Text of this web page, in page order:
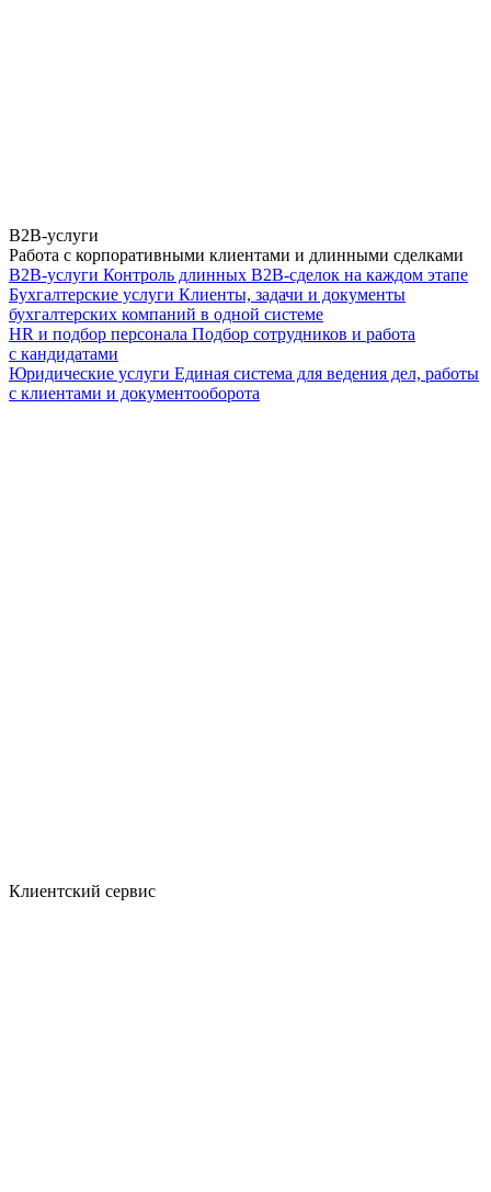
B2B-услуги
Работа с корпоративными клиентами и длинными сделками
B2B-услуги Контроль длинных B2B-сделок на каждом этапе
Бухгалтерские услуги Клиенты, задачи и документы
бухгалтерских компаний в одной системе
HR и подбор персонала Подбор сотрудников и работа
с кандидатами
Юридические услуги Единая система для ведения дел, работы
с клиентами и документооборота
Клиентский сервис